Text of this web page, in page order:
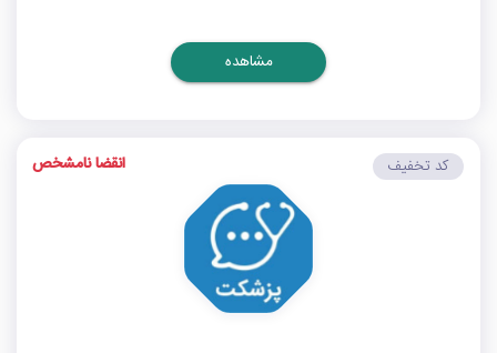
مشاهده
کد تخفیف انقضا نامشخص